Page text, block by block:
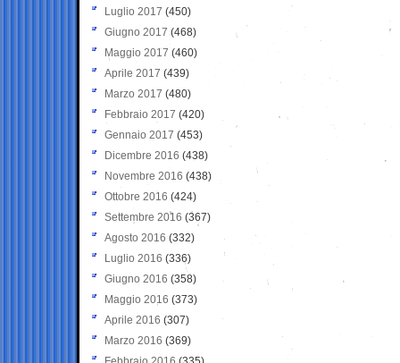
Luglio 2017 (450)
Giugno 2017 (468)
Maggio 2017 (460)
Aprile 2017 (439)
Marzo 2017 (480)
Febbraio 2017 (420)
Gennaio 2017 (453)
Dicembre 2016 (438)
Novembre 2016 (438)
Ottobre 2016 (424)
Settembre 2016 (367)
Agosto 2016 (332)
Luglio 2016 (336)
Giugno 2016 (358)
Maggio 2016 (373)
Aprile 2016 (307)
Marzo 2016 (369)